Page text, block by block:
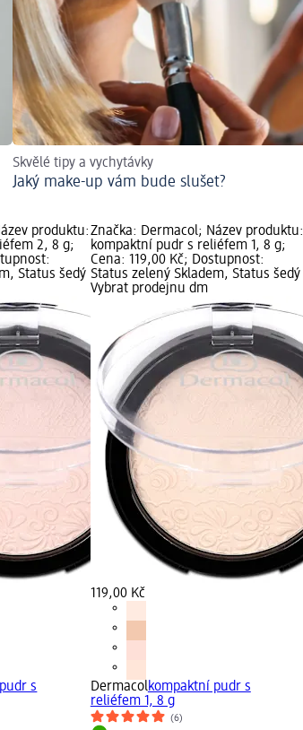
Skvělé tipy a vychytávky
Jaký make-up vám bude slušet?
produktu:
2, 8 g;
Status šedý
s
Značka: Dermacol; Název produktu:
kompaktní pudr s reliéfem 1, 8 g;
Cena: 119,00 Kč; Dostupnost:
Status zelený Skladem, Status šedý
Vybrat prodejnu dm
119,00 Kč
Dermacolkompaktní pudr s
reliéfem 1, 8 g
(6)